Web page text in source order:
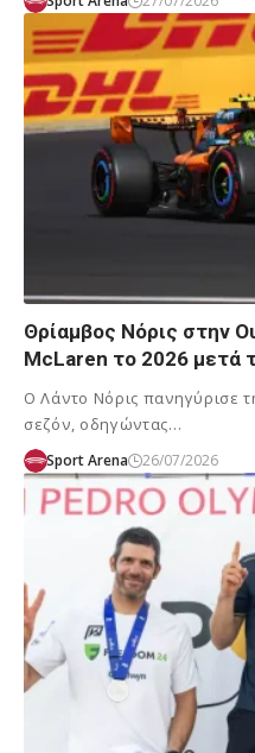
Θρίαμβος Νόρις στην
McLaren το 2026 μετά
Ο Λάντο Νόρις πανηγύρισε
σεζόν, οδηγώντας…
Sport Arena 26/07/2026